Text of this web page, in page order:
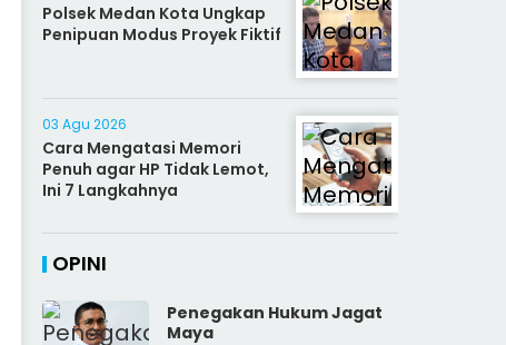
Polsek Medan Kota Ungkap
Penipuan Modus Proyek Fiktif
03 Agu 2026
Cara Mengatasi Memori
Penuh agar HP Tidak Lemot,
Ini 7 Langkahnya
OPINI
Penegakan Hukum Jagat
Maya